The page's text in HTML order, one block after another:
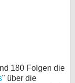
180 Folgen die
" über die